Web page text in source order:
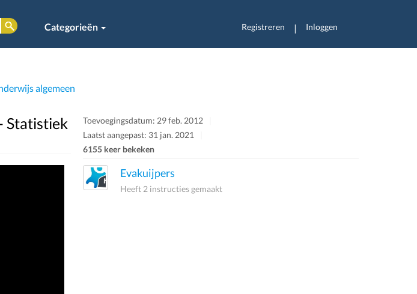
Categorieën Registreren | Inloggen
algemeen
Statistiek
Toevoegingsdatum: 29 feb. 2012
Laatst aangepast: 31 jan. 2021
6155 keer bekeken
Evakuijpers
Heeft 2 instructies gemaakt